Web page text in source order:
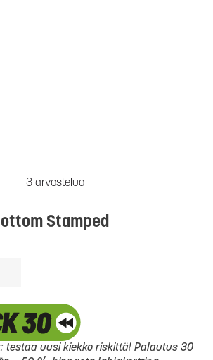
3 arvostelua
Stamped
testaa uusi kiekko riskittä! Palautus 30